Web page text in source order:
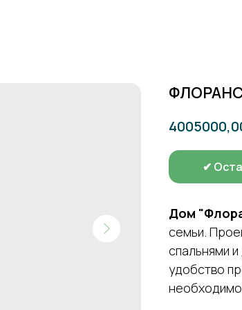
✔
Дом
семьи.
спальнями
удобство